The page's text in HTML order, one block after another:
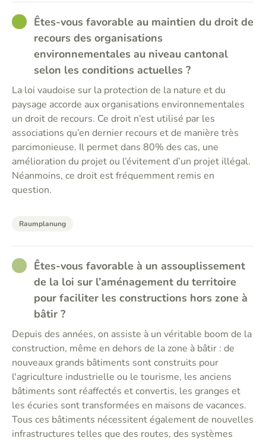
GOODÊtes-vous favorable au maintien du droit de
recours des organisations
environnementales au niveau cantonal
selon les conditions actuelles ?
La loi vaudoise sur la protection de la nature et du
paysage accorde aux organisations environnementales
un droit de recours. Ce droit n’est utilisé par les
associations qu’en dernier recours et de manière très
parcimonieuse. Il permet dans 80% des cas, une
amélioration du projet ou l’évitement d’un projet illégal.
Néanmoins, ce droit est fréquemment remis en
question.
Raumplanung
RATHER_GOOD
Êtes-vous favorable à un assouplissement
de la loi sur l’aménagement du territoire
pour faciliter les constructions hors zone à
bâtir ?
Depuis des années, on assiste à un véritable boom de la
construction, même en dehors de la zone à bâtir : de
nouveaux grands bâtiments sont construits pour
l'agriculture industrielle ou le tourisme, les anciens
bâtiments sont réaffectés et convertis, les granges et
les écuries sont transformées en maisons de vacances.
Tous ces bâtiments nécessitent également de nouvelles
infrastructures telles que des routes, des systèmes